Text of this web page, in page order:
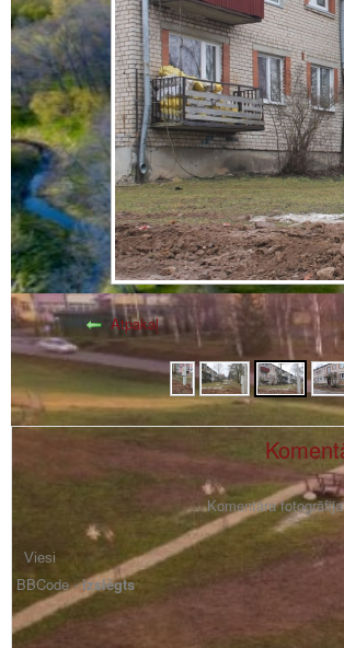
Atpakaļ
Komentāra
BBCode -izslēgts